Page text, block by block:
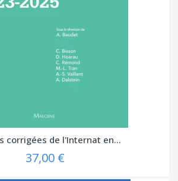
corrigées de l'Internat en...
37,00 €